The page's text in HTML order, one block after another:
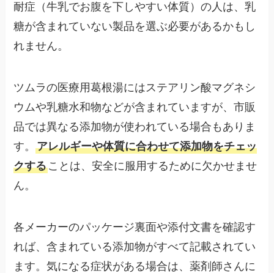
耐症（牛乳でお腹を下しやすい体質）の人は、乳
糖が含まれていない製品を選ぶ必要があるかもし
れません。
ツムラの医療用葛根湯にはステアリン酸マグネシ
ウムや乳糖水和物などが含まれていますが、市販
品では異なる添加物が使われている場合もありま
す。アレルギーや体質に合わせて添加物をチェッ
クすることは、安全に服用するために欠かせませ
ん。
各メーカーのパッケージ裏面や添付文書を確認す
れば、含まれている添加物がすべて記載されてい
ます。気になる症状がある場合は、薬剤師さんに